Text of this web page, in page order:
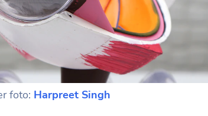
foto: Harpreet Singh